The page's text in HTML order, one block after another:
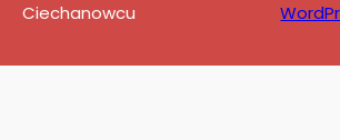
Ciechanowcu